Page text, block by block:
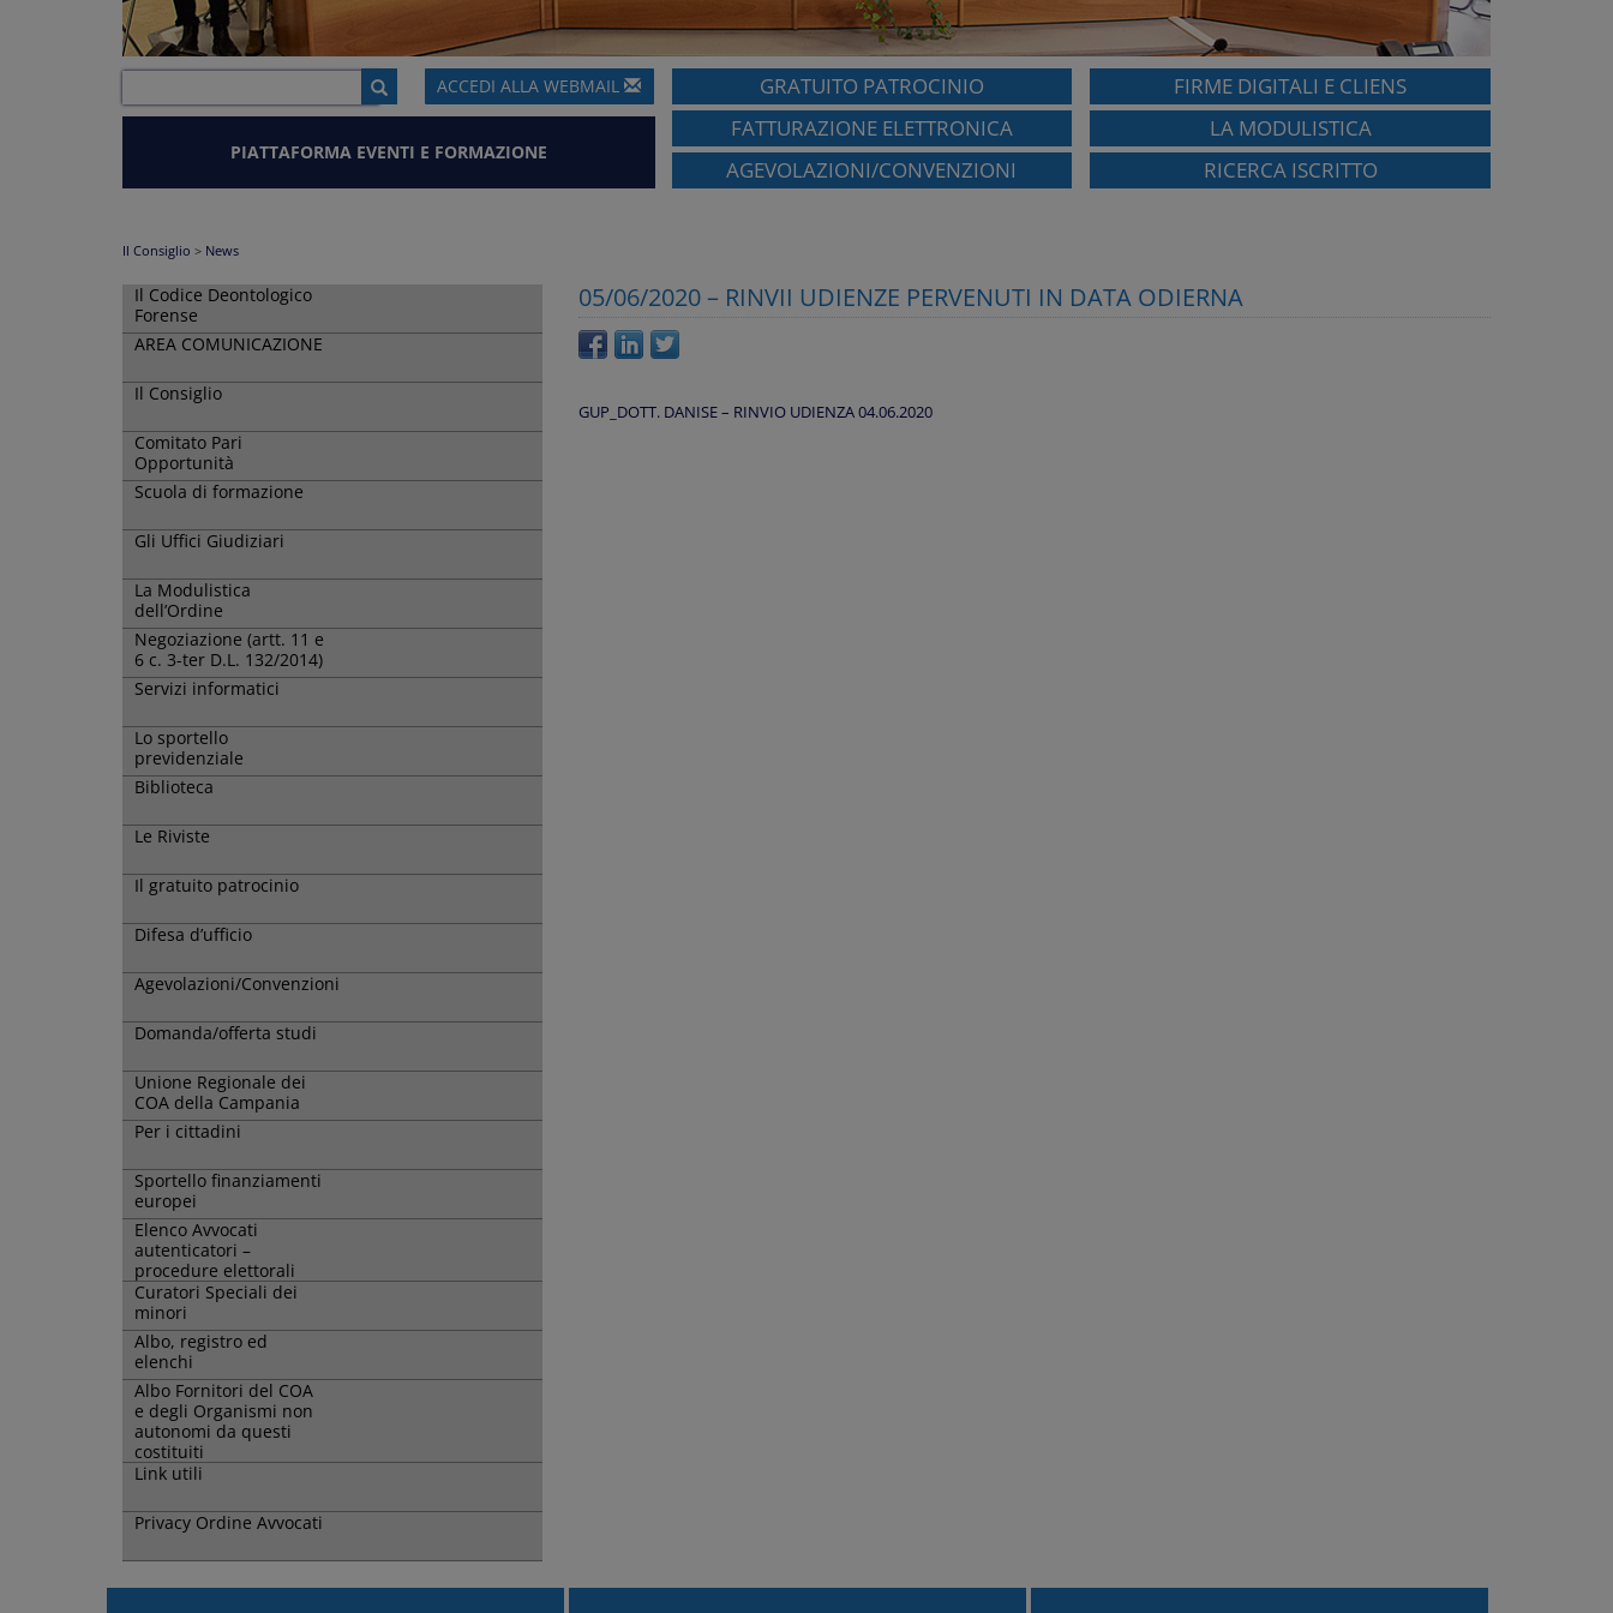
ACCEDI ALLAWEBMAIL
PIATTAFORMA EVENTI E FORMAZIONE
GRATUITO PATROCINIO
FIRME DIGITALI E CLIENS
FATTURAZIONE ELETTRONICA
LA MODULISTICA
AGEVOLAZIONI/CONVENZIONI
RICERCA ISCRITTO
Il Consiglio > News
Il Codice Deontologico
Forense
AREA COMUNICAZIONE
Il Consiglio
Comitato Pari
Opportunità
Scuola di formazione
Gli Uffici Giudiziari
La Modulistica
dell’Ordine
Negoziazione (artt. 11 e
6 c. 3-ter D.L. 132/2014)
Servizi informatici
Lo sportello
previdenziale
Biblioteca
Le Riviste
Il gratuito patrocinio
Difesa d’ufficio
Agevolazioni/Convenzioni
Domanda/offerta studi
Unione Regionale dei
COA della Campania
Per i cittadini
Sportello finanziamenti
europei
Elenco Avvocati
autenticatori –
procedure elettorali
Curatori Speciali dei
minori
Albo, registro ed
elenchi
Albo Fornitori del COA
e degli Organismi non
autonomi da questi
costituiti
Link utili
Privacy Ordine Avvocati
05/06/2020 – RINVII UDIENZE PERVENUTI IN DATA ODIERNA
GUP_DOTT. DANISE – RINVIO UDIENZA 04.06.2020